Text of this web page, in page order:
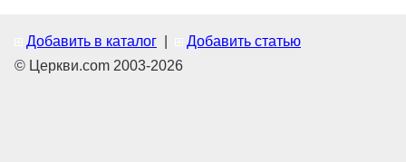
Добавить в каталог
Добавить статью
© Церкви.com 2003-2026